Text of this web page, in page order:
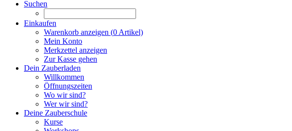
Suchen
Einkaufen
Warenkorb anzeigen (0 Artikel)
Mein Konto
Merkzettel anzeigen
Zur Kasse gehen
Dein Zauberladen
Willkommen
Öffnungszeiten
Wo wir sind?
Wer wir sind?
Deine Zauberschule
Kurse